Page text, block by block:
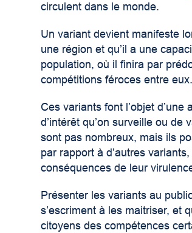
circulent dans le monde.
Un variant devient manifeste
une région et qu’il a une
population, où il finira par
compétitions féroces entre eux.
Ces variants font l’objet
d’intérêt qu’on surveille ou de
sont pas nombreux, mais ils
par rapport à d’autres
conséquences de leur
Présenter les variants au
s’escriment à les maitriser, et
citoyens des compétences